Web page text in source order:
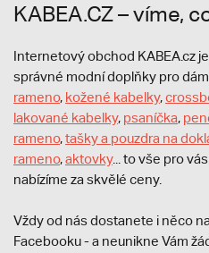
KABEA.CZ – víme,
Internetový obchod KABEA.cz
správné modní doplňky pro
rameno, kožené kabelky,
lakované kabelky, psaníčka,
rameno,tašky a pouzdra na
rameno,aktovky... to vše pro
nabízíme za skvělé ceny.
Vždy od nás dostanete i něco
Facebooku - a neunikne Vám